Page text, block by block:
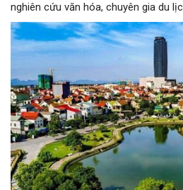
nghiên cứu văn hóa, chuyên gia du
thương hiệu cùng những người yêu
hoặc nhóm tác giả được gửi tối đa
đoạn.